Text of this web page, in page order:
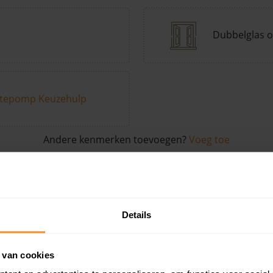
Details
cookies
Dubbelglas
Keuzehulp
Andere kenmerken toevoegen? Voeg toe
de buurt